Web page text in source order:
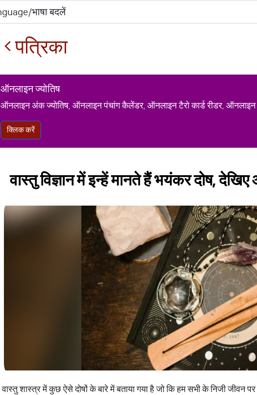
पत्रिका
ऑनलाइन ज्योतिष
ऑनलाइन अंक ज्योतिष, ऑनलाइन पंचांग कैलेंडर, ऑनलाइन टैरो कार्ड रीडर, ऑनलाइन
क्लिक करें
वास्तु विज्ञान में इन्हें मानते हैं भयंकर दोष,
वास्‍तु शास्‍त्र में कुछ ऐसे दोषों के बारे में बताया गया है जो कि हम सभी के निजी जीवन